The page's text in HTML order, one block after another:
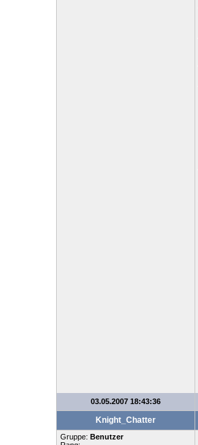
03.05.2007 18:43:36
Knight_Chatter
Gruppe: Benutzer